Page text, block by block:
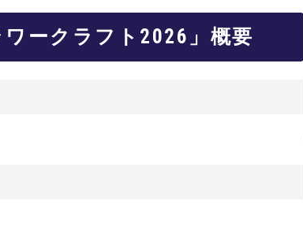
ークラフト2026」概要